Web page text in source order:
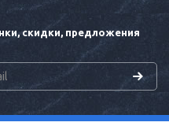
скидки, предложения